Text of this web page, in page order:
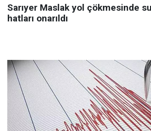
Sarıyer Maslak yol çökmesinde
hatları onarıldı